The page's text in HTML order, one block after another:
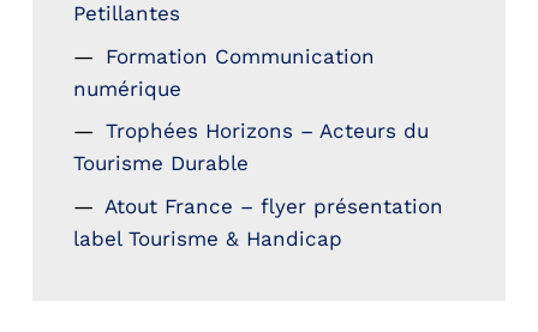
Petillantes
Formation Communication
numérique
Trophées Horizons – Acteurs du
Tourisme Durable
Atout France – flyer présentation
label Tourisme & Handicap